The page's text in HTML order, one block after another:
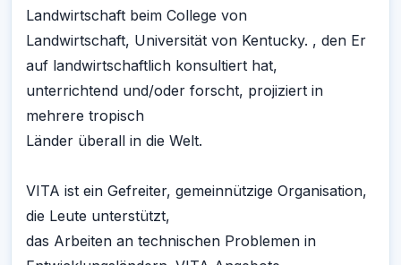
Landwirtschaft beim College von
Landwirtschaft, Universität von Kentucky. , den Er
auf landwirtschaftlich konsultiert hat,
unterrichtend und/oder forscht, projiziert in
mehrere tropisch
Länder überall in die Welt.
VITA ist ein Gefreiter, gemeinnützige Organisation,
die Leute unterstützt,
das Arbeiten an technischen Problemen in